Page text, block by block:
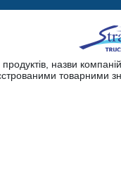
назви
товарними